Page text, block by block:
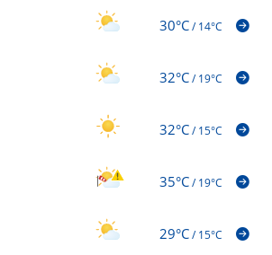
30°C/14°C
32°C/19°C
32°C/15°C
35°C/19°C
29°C/15°C